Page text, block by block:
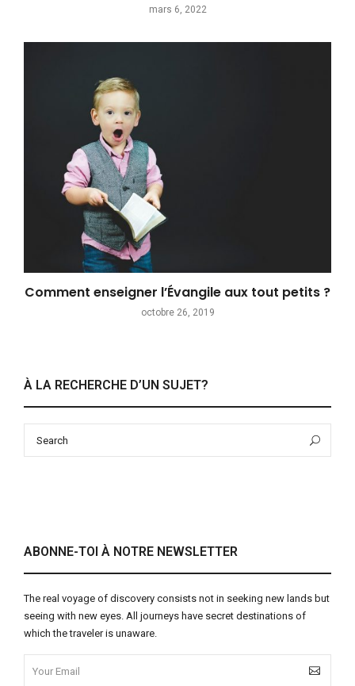
mars 6, 2022
Comment enseigner l’Évangile aux tout petits ?
octobre 26, 2019
À LA RECHERCHE D’UN SUJET?
ABONNE-TOI À NOTRE NEWSLETTER
The real voyage of discovery consists not in seeking new lands but
seeing with new eyes. All journeys have secret destinations of
which the traveler is unaware.